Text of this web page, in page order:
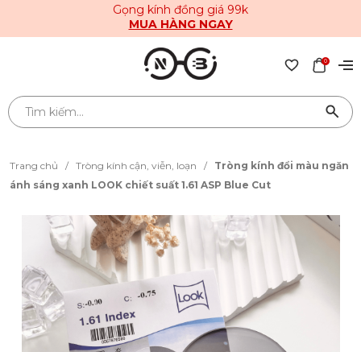
Gọng kính đồng giá 99k
MUA HÀNG NGAY
0
Trang chủ / Tròng kính cận, viễn, loạn /
Tròng kính đổi màu ngăn
ánh sáng xanh LOOK chiết suất 1.61 ASP Blue Cut